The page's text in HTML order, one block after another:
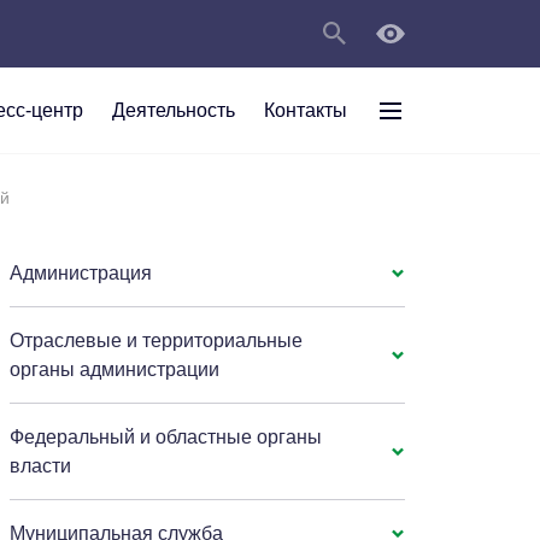
центр Деятельность Контакты
Администрация
Отраслевые и территориальные
органы администрации
Федеральный и областные органы
власти
Муниципальная служба